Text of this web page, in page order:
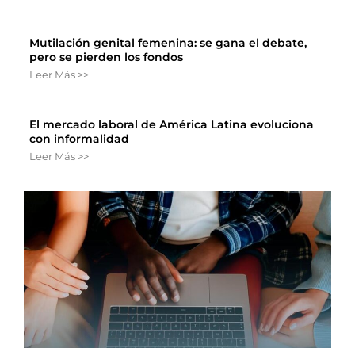
Mutilación genital femenina: se gana el debate,
pero se pierden los fondos
Leer Más >>
El mercado laboral de América Latina evoluciona
con informalidad
Leer Más >>